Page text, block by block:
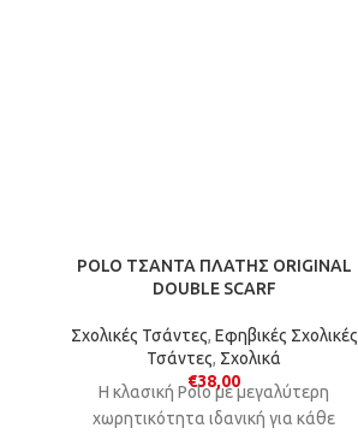
POLO ΤΣΑΝΤΑ ΠΛΑΤΗΣ ORIGINAL
DOUBLE SCARF
Σχολικές Τσάντες, Εφηβικές Σχολικές
Τσάντες, Σχολικά
€38,00
Η κλασική Polo με μεγαλύτερη
χωρητικότητα ιδανική για κάθε